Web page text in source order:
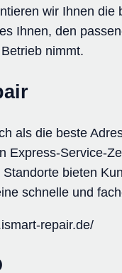
wir Ihnen
Ihnen, den
nimmt.
als die beste
Express-Service-
bieten
schnelle und
repair.de/